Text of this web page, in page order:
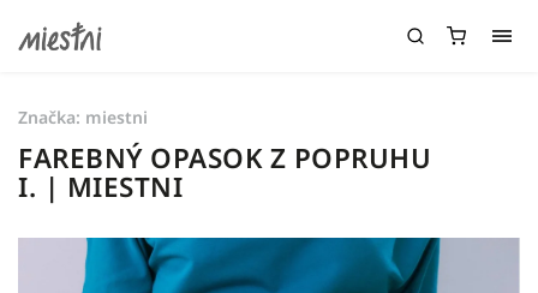
FAREBNÝ OPASOK Z POPRUHU
I. | MIESTNI
Značka: miestni